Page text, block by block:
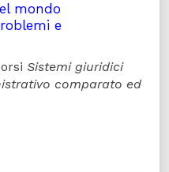
mondo
e
Sistemi giuridici
comparato ed